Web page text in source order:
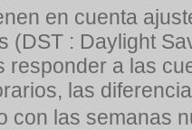
en cuenta
(DST : Daylight
responder a las
las
con las semanas